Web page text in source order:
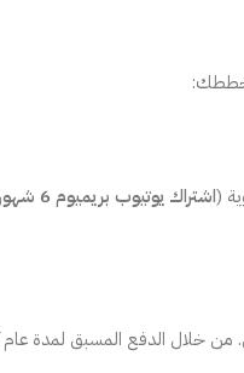
وخططك:
(اشتراك يوتيوب بريميوم 6 شهور
من خلال الدفع المسبق لمدة